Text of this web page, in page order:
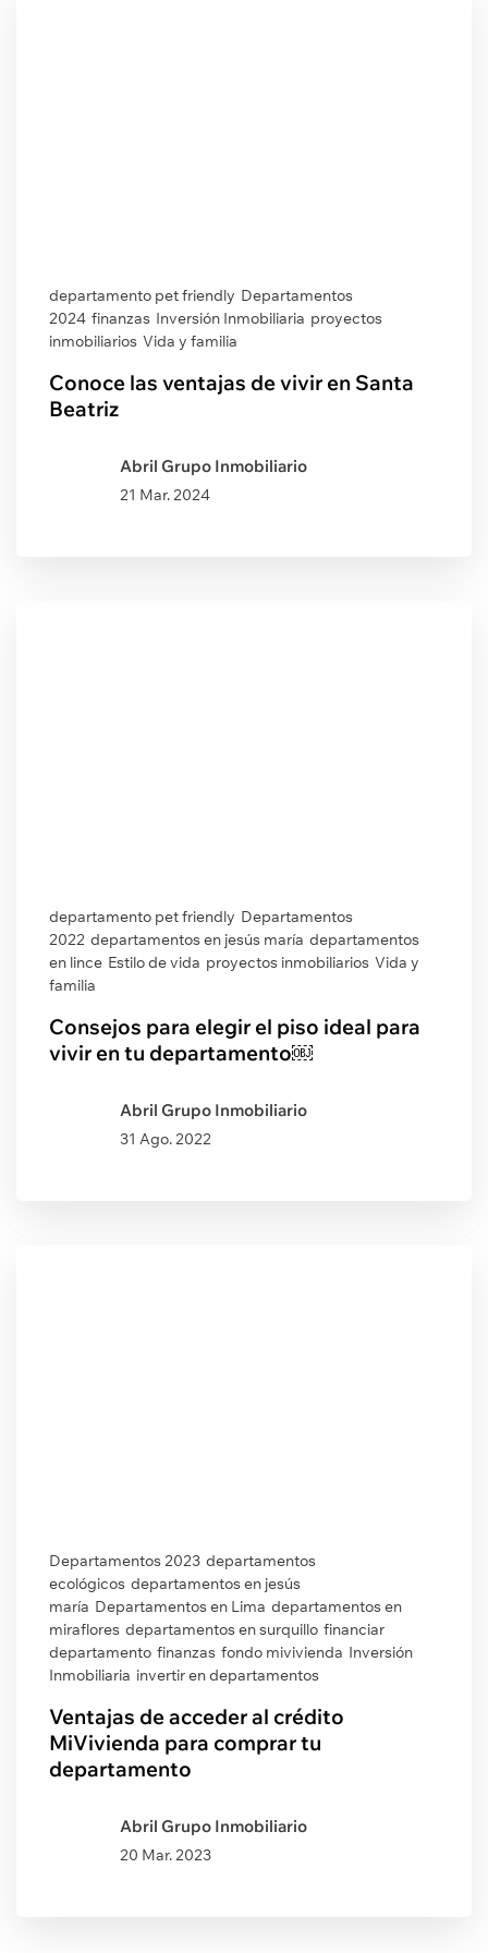
departamento pet friendly Departamentos
2024 finanzas Inversión Inmobiliaria proyectos
inmobiliarios Vida y familia
Conoce las ventajas de vivir en Santa
Beatriz
Abril Grupo Inmobiliario
21 Mar. 2024
departamento pet friendly Departamentos
2022 departamentos en jesús maría departamentos
en lince Estilo de vida proyectos inmobiliarios Vida y
familia
Consejos para elegir el piso ideal para
vivir en tu departamento￼
Abril Grupo Inmobiliario
31 Ago. 2022
Departamentos 2023 departamentos
ecológicos departamentos en jesús
maría Departamentos en Lima departamentos en
miraflores departamentos en surquillo financiar
departamento finanzas fondo mivivienda Inversión
Inmobiliaria invertir en departamentos
Ventajas de acceder al crédito
MiVivienda para comprar tu
departamento
Abril Grupo Inmobiliario
20 Mar. 2023